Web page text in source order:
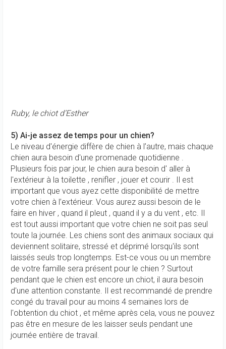
Ruby, le chiot d’Esther
5) Ai-je assez de temps pour un chien?
Le niveau d'énergie diffère de chien à l’autre, mais chaque
chien aura besoin d'une promenade quotidienne .
Plusieurs fois par jour, le chien aura besoin d' aller à
l'extérieur à la toilette , renifler , jouer et courir . Il est
important que vous ayez cette disponibilité de mettre
votre chien à l’extérieur. Vous aurez aussi besoin de le
faire en hiver , quand il pleut , quand il y a du vent , etc. Il
est tout aussi important que votre chien ne soit pas seul
toute la journée. Les chiens sont des animaux sociaux qui
deviennent solitaire, stressé et déprimé lorsqu'ils sont
laissés seuls trop longtemps. Est-ce vous ou un membre
de votre famille sera présent pour le chien ? Surtout
pendant que le chien est encore un chiot, il aura besoin
d'une attention constante. Il est recommandé de prendre
congé du travail pour au moins 4 semaines lors de
l'obtention du chiot , et même après cela, vous ne pouvez
pas être en mesure de les laisser seuls pendant une
journée entière de travail.